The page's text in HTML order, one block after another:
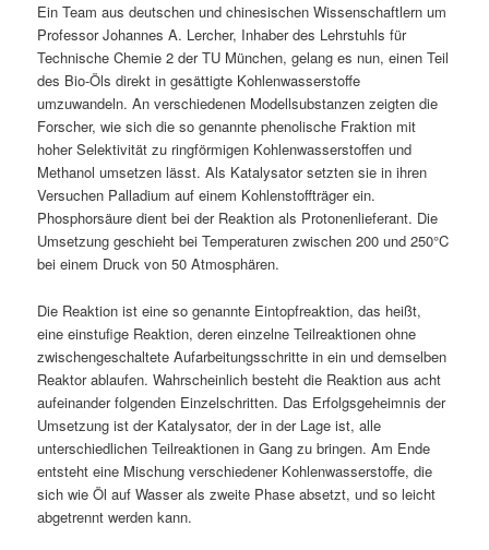
Ein Team aus deutschen und chinesischen Wissenschaftlern um
Professor Johannes A. Lercher, Inhaber des Lehrstuhls für
Technische Chemie 2 der TU München, gelang es nun, einen Teil
des Bio-Öls direkt in gesättigte Kohlenwasserstoffe
umzuwandeln. An verschiedenen Modellsubstanzen zeigten die
Forscher, wie sich die so genannte phenolische Fraktion mit
hoher Selektivität zu ringförmigen Kohlenwasserstoffen und
Methanol umsetzen lässt. Als Katalysator setzten sie in ihren
Versuchen Palladium auf einem Kohlenstoffträger ein.
Phosphorsäure dient bei der Reaktion als Protonenlieferant. Die
Umsetzung geschieht bei Temperaturen zwischen 200 und 250°C
bei einem Druck von 50 Atmosphären.
Die Reaktion ist eine so genannte Eintopfreaktion, das heißt,
eine einstufige Reaktion, deren einzelne Teilreaktionen ohne
zwischengeschaltete Aufarbeitungsschritte in ein und demselben
Reaktor ablaufen. Wahrscheinlich besteht die Reaktion aus acht
aufeinander folgenden Einzelschritten. Das Erfolgsgeheimnis der
Umsetzung ist der Katalysator, der in der Lage ist, alle
unterschiedlichen Teilreaktionen in Gang zu bringen. Am Ende
entsteht eine Mischung verschiedener Kohlenwasserstoffe, die
sich wie Öl auf Wasser als zweite Phase absetzt, und so leicht
abgetrennt werden kann.